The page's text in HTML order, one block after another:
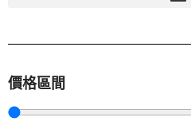
價格區間